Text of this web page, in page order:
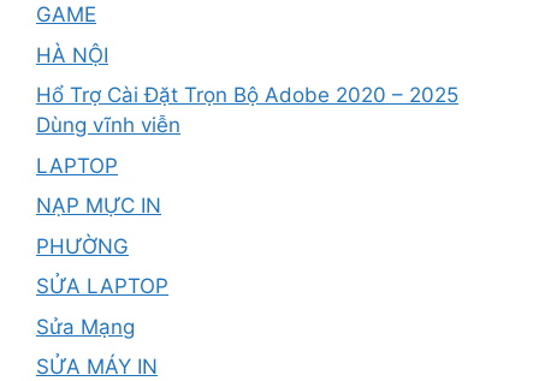
GAME
HÀ NỘI
Hổ Trợ Cài Đặt Trọn Bộ Adobe 2020 – 2025
Dùng vĩnh viễn
LAPTOP
NẠP MỰC IN
PHƯỜNG
SỬA LAPTOP
Sửa Mạng
SỬA MÁY IN